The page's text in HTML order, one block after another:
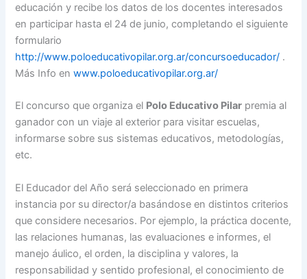
educación y recibe los datos de los docentes interesados
en participar hasta el 24 de junio, completando el siguiente
formulario
http://www.poloeducativopilar.org.ar/concursoeducador/ .
Más Info enwww.poloeducativopilar.org.ar/
El concurso que organiza el Polo Educativo Pilar premia al
ganador con un viaje al exterior para visitar escuelas,
informarse sobre sus sistemas educativos, metodologías,
etc.
El Educador del Año será seleccionado en primera
instancia por su director/a basándose en distintos criterios
que considere necesarios. Por ejemplo, la práctica docente,
las relaciones humanas, las evaluaciones e informes, el
manejo áulico, el orden, la disciplina y valores, la
responsabilidad y sentido profesional, el conocimiento de